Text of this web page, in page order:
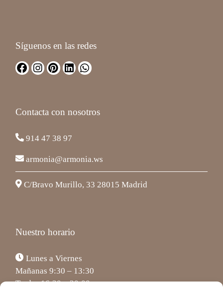
Síguenos en las redes
Contacta con nosotros
914 47 38 97
armonia@armonia.ws
C/Bravo Murillo, 33 28015 Madrid
Nuestro horario
Lunes a Viernes
Mañanas 9:30 – 13:30
Tardes 16:30 – 20:00